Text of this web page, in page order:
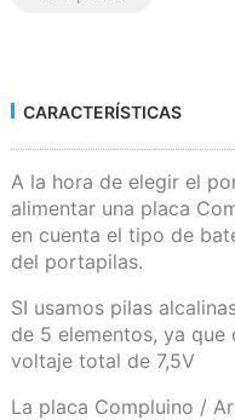
CARACTERÍSTICAS
A la hora de elegir el
alimentar una placa
en cuenta el tipo de
del portapilas.
SI usamos pilas
de 5 elementos, ya
voltaje total de 7,5V
La placa Compluino /